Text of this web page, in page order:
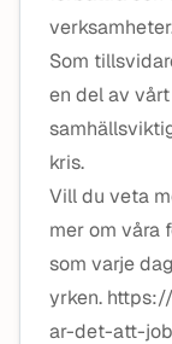
Som
en del av
kris.
Vill du veta
mer om våra
som varje
yrken.
ar-det-att-